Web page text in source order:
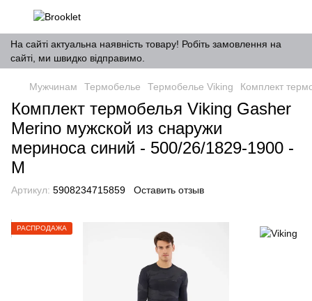
На сайті актуальна наявність товару! Робіть замовлення на
сайті, ми швидко відправимо.
Мужчинам Термобелье Термобелье Viking Комплект
Комплект термобелья Viking Gasher
Merino мужской из снаружи
мериноса синий - 500/26/1829-1900 -
M
Артикул: 5908234715859 Оставить отзыв
РАСПРОДАЖА